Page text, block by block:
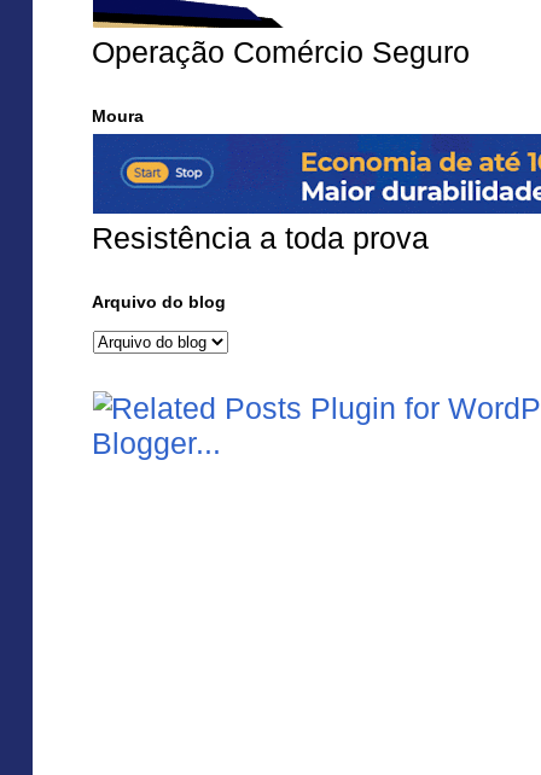
Operação Comércio Seguro
Moura
Resistência a toda prova
Arquivo do blog